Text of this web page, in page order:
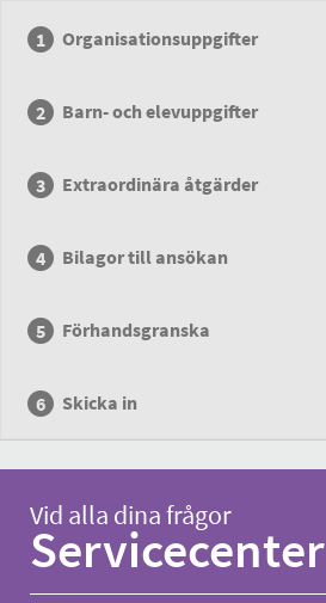
Organisationsuppgifter
Barn- och elevuppgifter
Extraordinära åtgärder
Bilagor till ansökan
Förhandsgranska
Skicka in
Vid alla dina frågor
Servicecenter